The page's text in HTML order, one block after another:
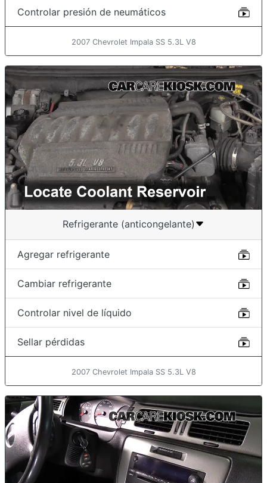
Controlar presión de neumáticos
2007 Chevrolet Impala SS 5.3L V8
Refrigerante (anticongelante)
Agregar refrigerante
Cambiar refrigerante
Controlar nivel de líquido
Sellar pérdidas
2007 Chevrolet Impala SS 5.3L V8